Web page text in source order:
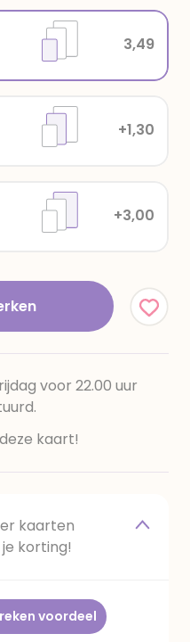
+3,00
+1,30
3,49
voor 22.00 uur
kaart!
kaarten
korting!
voordeel